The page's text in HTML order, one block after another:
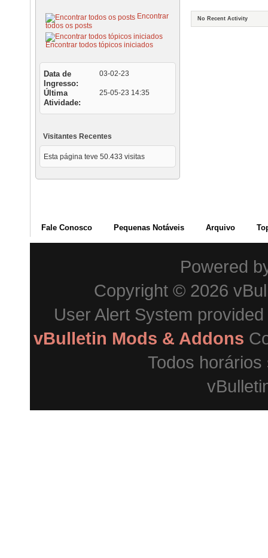
Encontrar
todos os posts
Encontrar todos tópicos iniciados
Data de
Ingresso
03-02-23
Última
Atividade
25-05-23 14:35
Visitantes Recentes
Esta página teve 50.433 visitas
No Recent Activity
Fale Conosco Pequenas Notáveis Arquivo
Powered
Copyright © 2026
User Alert System
vBulletin Mods & Addons
Todos